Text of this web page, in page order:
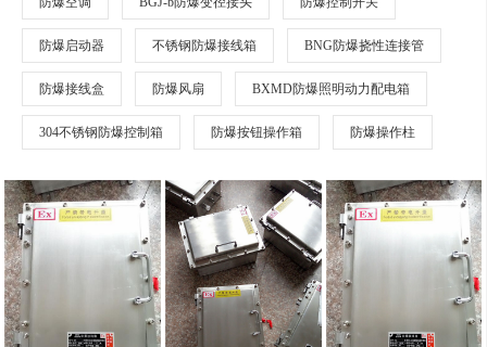
防爆启动器 不锈钢防爆接线箱 BNG防爆挠性连接管
防爆接线盒 防爆风扇 BXMD防爆照明动力配电箱
304不锈钢防爆控制箱 防爆按钮操作箱 防爆操作柱